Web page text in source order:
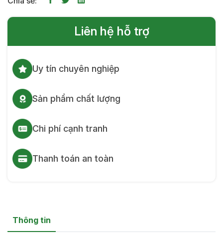
Liên hệ hỗ trợ
Uy tín chuyên nghiệp
Sản phẩm chất lượng
Chi phí cạnh tranh
Thanh toán an toàn
Thông tin